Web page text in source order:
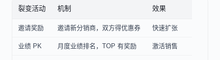
裂变活动 机制 效果
邀请奖励 邀请新分销商，双方得优惠券 快速扩张
业绩 PK 月度业绩排名，TOP 有奖励 激活销售